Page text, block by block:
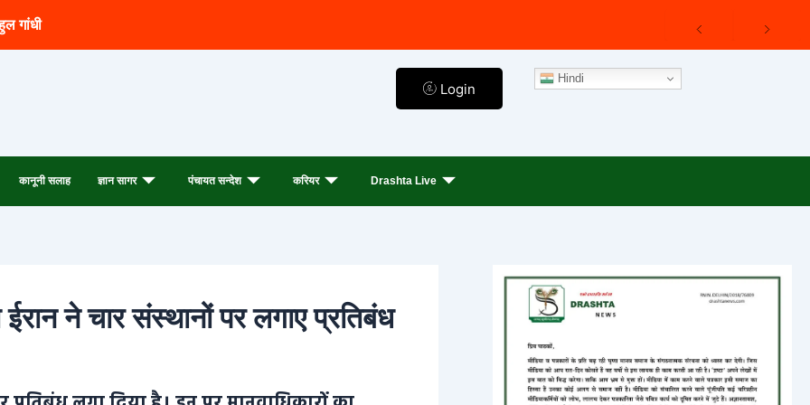
गांधी
Login
Hindi
कानूनी सलाह ज्ञान सागर पंचायत सन्देश करियर Drashta Live
ने चार संस्थानों पर लगाए प्रतिबंध